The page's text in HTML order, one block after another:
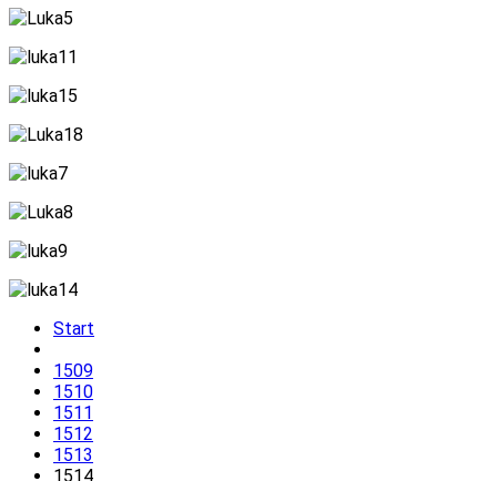
Start
1509
1510
1511
1512
1513
1514